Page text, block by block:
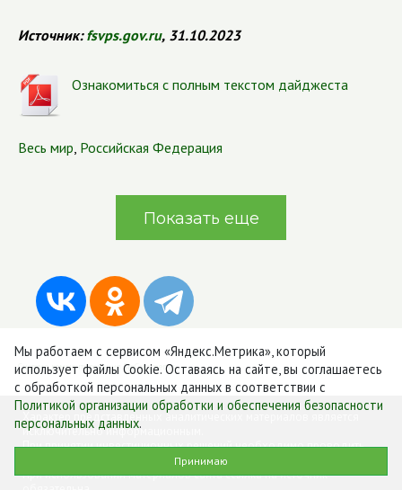
Источник:fsvps.gov.ru, 31.10.2023
Ознакомиться с полным текстом дайджеста
Весь мир, Российская Федерация
Показать еще
Система комментирования SigComments
Характер представленных аналитических материалов является
исключительно информационным.
При принятии инвестиционных решений необходимо проводить
более полный анализ предметной области.
При использовании материалов сайта ссылка на источник
Мы работаем с сервисом «Яндекс.Метрика», который
использует файлы Cookie. Оставаясь на сайте, вы соглашаетесь
с обработкой персональных данных в соответствии с
Политикой организации обработки и обеспечения безопасности
персональных данных.
Принимаю